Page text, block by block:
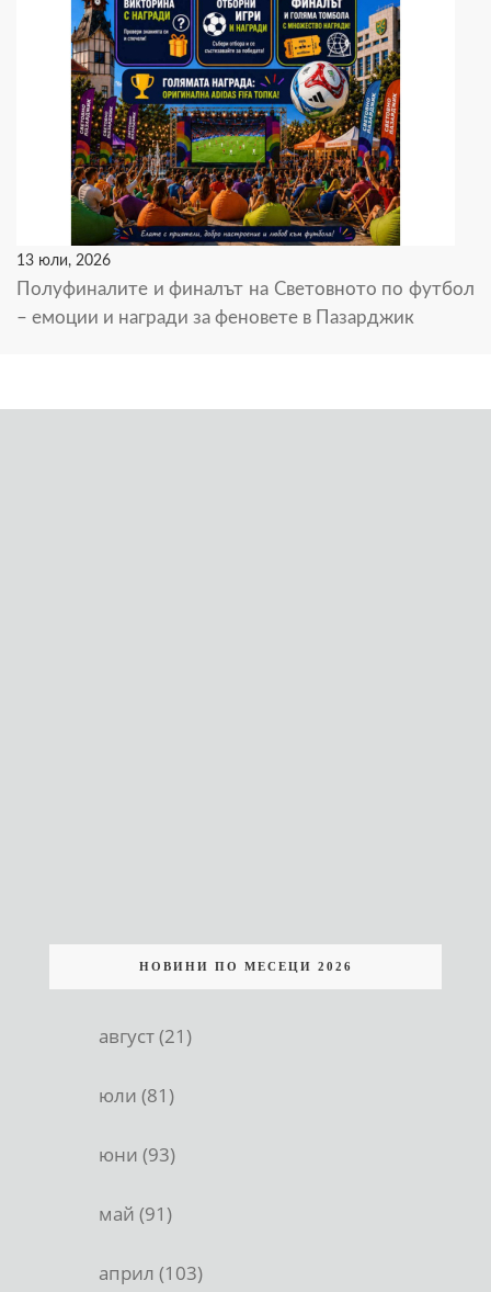
13 юли, 2026
Полуфиналите и финалът на Световното по футбол
– емоции и награди за феновете в Пазарджик
НОВИНИ ПО МЕСЕЦИ 2026
август (21)
юли (81)
юни (93)
май (91)
април (103)